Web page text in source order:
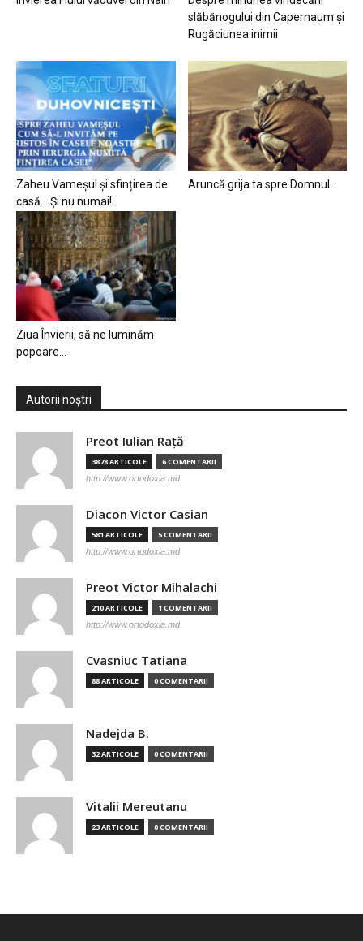
slăbănogului din Capernaum și
Rugăciunea inimii
Zaheu Vameșul și sfințirea de
casă… Și nu numai!
Aruncă grija ta spre Domnul…
Ziua Învierii, să ne luminăm
popoare…
Autorii noștri
Preot Iulian Raţă
3878 ARTICOLE 6 COMENTARII
http://www.ortodoxia.md
Diacon Victor Casian
581 ARTICOLE 5 COMENTARII
http://www.ortodoxia.md
Preot Victor Mihalachi
210 ARTICOLE 1 COMENTARII
http://www.ortodoxia.md
Cvasniuc Tatiana
88 ARTICOLE 0 COMENTARII
Nadejda B.
32 ARTICOLE 0 COMENTARII
Vitalii Mereutanu
23 ARTICOLE 0 COMENTARII